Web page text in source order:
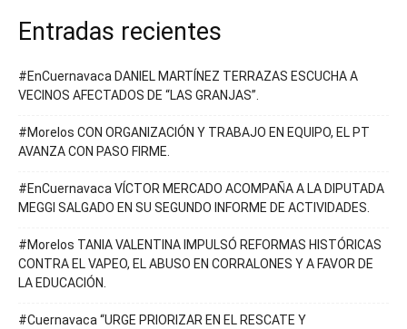
Entradas recientes
#EnCuernavaca DANIEL MARTÍNEZ TERRAZAS ESCUCHA A
VECINOS AFECTADOS DE “LAS GRANJAS”.
#Morelos CON ORGANIZACIÓN Y TRABAJO EN EQUIPO, EL PT
AVANZA CON PASO FIRME.
#EnCuernavaca VÍCTOR MERCADO ACOMPAÑA A LA DIPUTADA
MEGGI SALGADO EN SU SEGUNDO INFORME DE ACTIVIDADES.
#Morelos TANIA VALENTINA IMPULSÓ REFORMAS HISTÓRICAS
CONTRA EL VAPEO, EL ABUSO EN CORRALONES Y A FAVOR DE
LA EDUCACIÓN.
#Cuernavaca “URGE PRIORIZAR EN EL RESCATE Y